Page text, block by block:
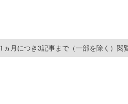
1ヵ月につき3記事まで（一部を除く）閲